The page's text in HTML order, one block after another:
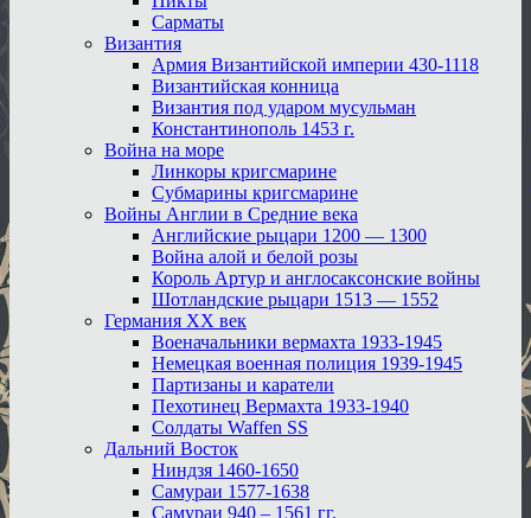
Сарматы
Византия
Армия Византийской империи 430-1118
Византийская конница
Византия под ударом мусульман
Константинополь 1453 г.
Война на море
Линкоры кригсмарине
Субмарины кригсмарине
Войны Англии в Средние века
Английские рыцари 1200 — 1300
Война алой и белой розы
Король Артур и англосаксонские войны
Шотландские рыцари 1513 — 1552
Германия XX век
Военачальники вермахта 1933-1945
Немецкая военная полиция 1939-1945
Партизаны и каратели
Пехотинец Вермахта 1933-1940
Солдаты Waffen SS
Дальний Восток
Ниндзя 1460-1650
Самураи 1577-1638
Самураи 940 – 1561 гг.